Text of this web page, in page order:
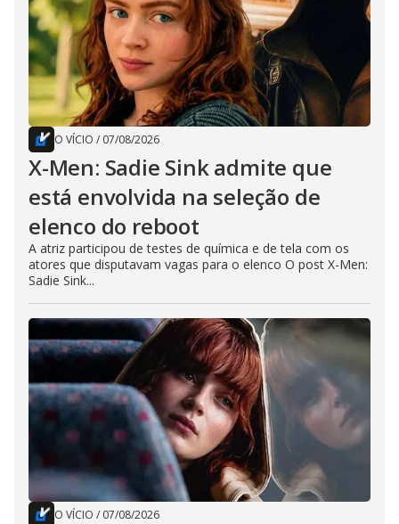
O VÍCIO / 07/08/2026
X-Men: Sadie Sink admite que
está envolvida na seleção de
elenco do reboot
A atriz participou de testes de química e de tela com os
atores que disputavam vagas para o elenco O post X-Men:
Sadie Sink...
O VÍCIO / 07/08/2026